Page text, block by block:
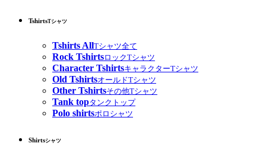
TshirtsTシャツ
Tshirts AllTシャツ全て
Rock TshirtsロックTシャツ
Character TshirtsキャラクターTシャツ
Old TshirtsオールドTシャツ
Other Tshirtsその他Tシャツ
Tank topタンクトップ
Polo shirtsポロシャツ
Shirtsシャツ